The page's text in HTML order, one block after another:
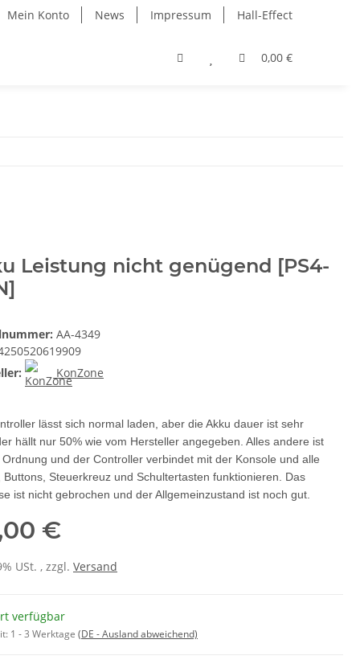
Mein Konto News Impressum Hall-Effect
0,00 €
Leistung nicht genügend [PS4-
AA-4349
KonZone
lässt sich normal laden, aber die Akku dauer ist sehr
hällt nur 50% wie vom Hersteller angegeben. Alles andere ist
und der Controller verbindet mit der Konsole und alle
Buttons, Steuerkreuz und Schultertasten funktionieren. Das
ist nicht gebrochen und der Allgemeinzustand ist noch gut.
€
USt. , zzgl. Versand
verfügbar
1 - 3 Werktage (DE - Ausland abweichend)